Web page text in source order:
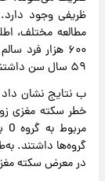
۵۹ سال سن داشتند.
خطر سکته مغزی
در معرض سکته مغزی پیش از ۶۰